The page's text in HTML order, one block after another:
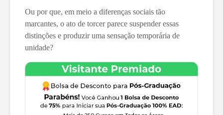
Ou por que, em meio a diferenças sociais tão
marcantes, o ato de torcer parece suspender essas
distinções e produzir uma sensação temporária de
unidade?